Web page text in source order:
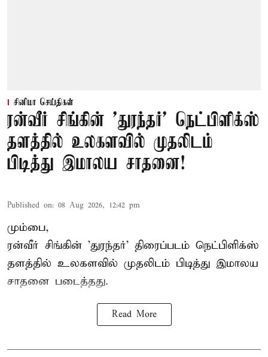
சினிமா செய்திகள்
ரன்வீர் சிங்கின் 'துரந்தர்' நெட்பிளிக்ஸ்
தளத்தில் உலகளவில் முதலிடம்
பிடித்து இமாலய சாதனை!
Published on: 08 Aug 2026, 12:42 pm
மும்பை,
ரன்வீர் சிங்கின் 'துரந்தர்' திரைப்படம் நெட்பிளிக்ஸ்
தளத்தில் உலகளவில் முதலிடம் பிடித்து இமாலய
சாதனை படைத்தது.
Read More